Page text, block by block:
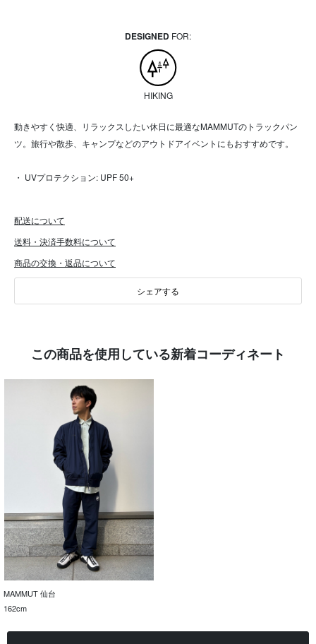
DESIGNED FOR:
HIKING
動きやすく快適、リラックスしたい休日に最適なMAMMUTのトラックパン
ツ。旅行や散歩、キャンプなどのアウトドアイベントにもおすすめです。
・ UVプロテクション: UPF 50+
配送について
送料・決済手数料について
商品の交換・返品について
シェアする
この商品を使用している新着コーディネート
MAMMUT 仙台
162cm